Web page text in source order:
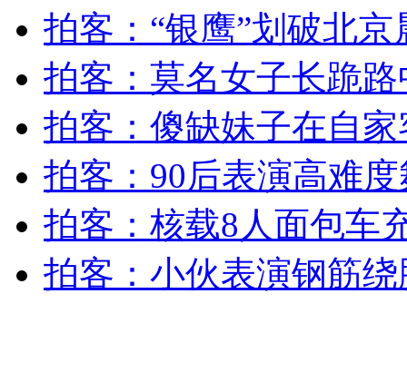
女孩北京地铁殴打老人 痛下狠手拳打脚踢
无痛分娩是否安全 医生回应
外交部：有关国家言论片面不公正
拍客：“银鹰”划破北京
拍客：莫名女子长跪
拍客：傻缺妹子在自
拍客：90后表演高难
拍客：核载8人面包车
拍客：小伙表演钢筋